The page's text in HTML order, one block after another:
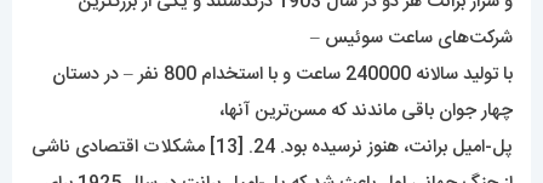
شرکت‌های ساعت سوئیس –
با تولید سالانه 240000 ساعت و با استخدام 800 نفر – در دستان
چهار جوان باقی ماندند که مسن‌ترین آنها،
پل-امیل برانت، هنوز نرسیده بود. 24. [13] مشکلات اقتصادی ناشی